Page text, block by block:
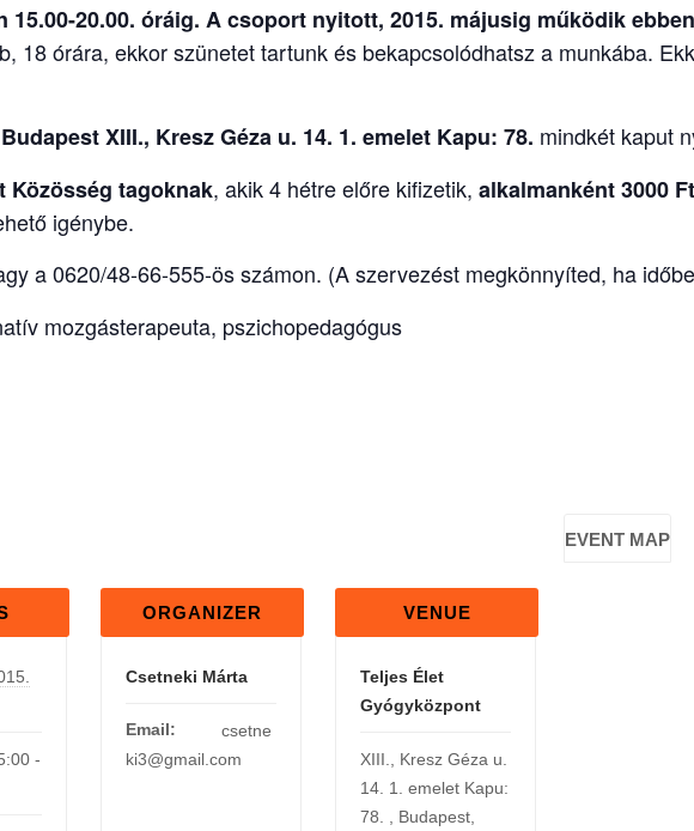
15.00-20.00. óráig. A csoport nyitott, 2015. májusig működik
18 órára, ekkor szünetet tartunk és bekapcsolódhatsz a munkába.
XIII., Kresz Géza u. 14. 1. emelet Kapu: 78. mindkét kaput
Közösség tagoknak, akik 4 hétre előre kifizetik, alkalmanként 3000
igénybe.
a 0620/48-66-555-ös számon. (A szervezést megkönnyíted, ha
mozgásterapeuta, pszichopedagógus
-
ORGANIZER
Csetneki Márta
Email:
csetne
ki3@gmail.com
VENUE
Teljes Élet
Gyógyközpont
XIII., Kresz Géza u.
14. 1. emelet Kapu:
78.
Budapest
EVENT MAP